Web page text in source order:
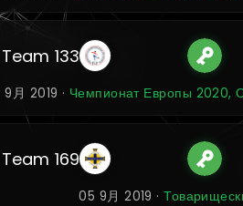
Team 133
9月 2019 · Чемпионат Европы 2020,
Team 169
05 9月 2019 ·